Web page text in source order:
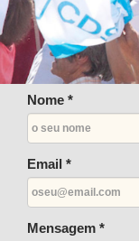
Nome *
Email *
Mensagem *